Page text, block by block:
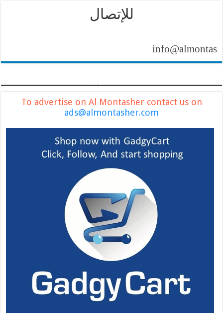
للإتصال
To advertise on Al Montasher contact us on
ads@almontasher.com